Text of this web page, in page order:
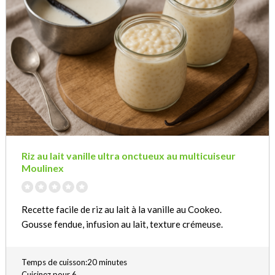
Riz au lait vanille ultra onctueux au multicuiseur
Moulinex
Recette facile de riz au lait à la vanille au Cookeo.
Gousse fendue, infusion au lait, texture crémeuse.
Temps de cuisson:20 minutes